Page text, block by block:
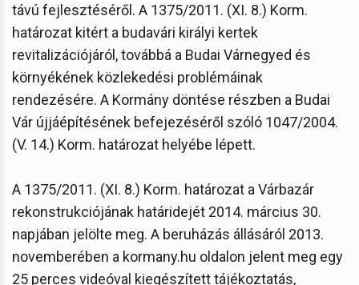
távú fejlesztéséről. A 1375/2011. (XI. 8.) Korm.
határozat kitért a budavári királyi kertek
revitalizációjáról, továbbá a Budai Várnegyed és
környékének közlekedési problémáinak
rendezésére. A Kormány döntése részben a Budai
Vár újjáépítésének befejezéséről szóló 1047/2004.
(V. 14.) Korm. határozat helyébe lépett.
A 1375/2011. (XI. 8.) Korm. határozat a Várbazár
rekonstrukciójának határidejét 2014. március 30.
napjában jelölte meg. A beruházás állásáról 2013.
novemberében a kormany.hu oldalon jelent meg egy
25 perces videóval kiegészített tájékoztatás,